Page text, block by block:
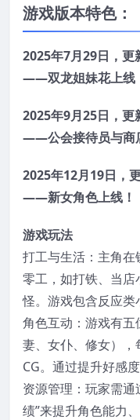
游戏版本特色：
2025年7月29日，更
——双龙姐妹花上线
2025年9月25日，更
——公会接待员与商
2025年12月19日，
——新女角色上线！
游戏玩法
打工与生活：主角
零工，如打铁、当
怪。游戏包含反应类
角色互动：游戏有五
妻、女仆、修女）
CG。通过提升好感
资源管理：玩家需
绩”来提升角色能力